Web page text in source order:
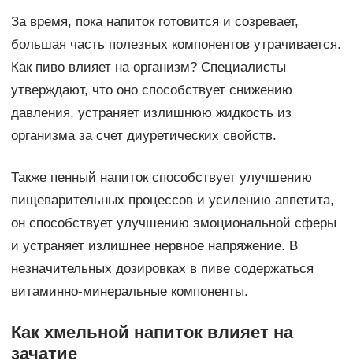
За время, пока напиток готовится и созревает,
большая часть полезных компонентов утрачивается.
Как пиво влияет на организм? Специалисты
утверждают, что оно способствует снижению
давления, устраняет излишнюю жидкость из
организма за счет диуретических свойств.
Также пенный напиток способствует улучшению
пищеварительных процессов и усилению аппетита,
он способствует улучшению эмоциональной сферы
и устраняет излишнее нервное напряжение. В
незначительных дозировках в пиве содержаться
витаминно-минеральные компоненты.
Как хмельной напиток влияет на
зачатие